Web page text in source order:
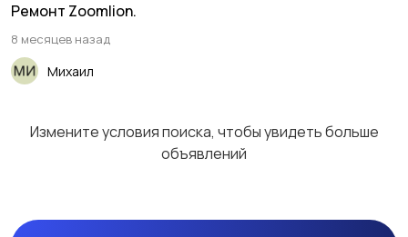
Ремонт Zoomlion.
8 месяцев назад
Михаил
Измените условия поиска, чтобы увидеть больше
объявлений